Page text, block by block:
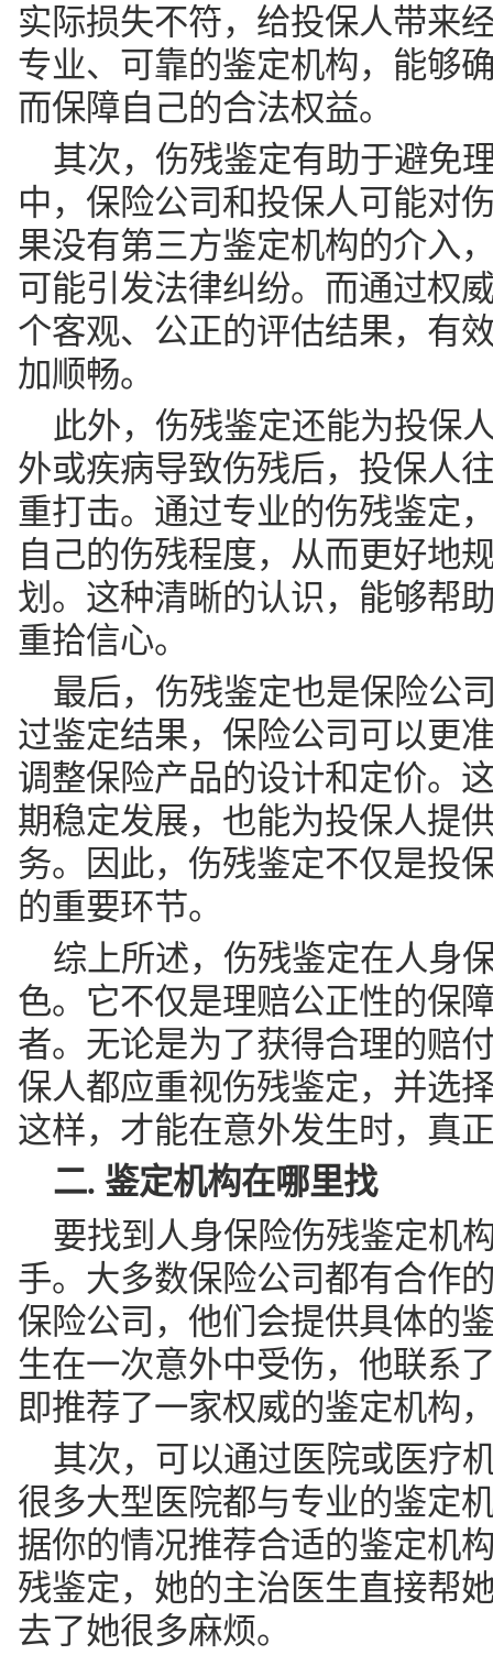
实际损失不符，给投保人带来
专业、可靠的鉴定机构，能够
而保障自己的合法权益。
其次，伤残鉴定有助于避免
中，保险公司和投保人可能对
果没有第三方鉴定机构的介入
可能引发法律纠纷。而通过权
个客观、公正的评估结果，有
加顺畅。
此外，伤残鉴定还能为投保
外或疾病导致伤残后，投保人
重打击。通过专业的伤残鉴定
自己的伤残程度，从而更好地
划。这种清晰的认识，能够帮
重拾信心。
最后，伤残鉴定也是保险公
过鉴定结果，保险公司可以更
调整保险产品的设计和定价。
期稳定发展，也能为投保人提
务。因此，伤残鉴定不仅是投
的重要环节。
综上所述，伤残鉴定在人身
色。它不仅是理赔公正性的保
者。无论是为了获得合理的赔
保人都应重视伤残鉴定，并选
这样，才能在意外发生时，真
二. 鉴定机构在哪里找
要找到人身保险伤残鉴定机
手。大多数保险公司都有合作
保险公司，他们会提供具体的
生在一次意外中受伤，他联系
即推荐了一家权威的鉴定机构
其次，可以通过医院或医疗
很多大型医院都与专业的鉴定
据你的情况推荐合适的鉴定机
残鉴定，她的主治医生直接帮
去了她很多麻烦。